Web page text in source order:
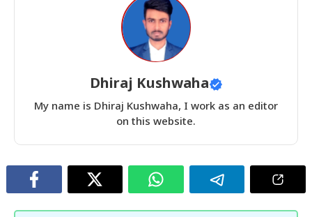
Dhiraj Kushwaha
My name is Dhiraj Kushwaha, I work as an editor
on this website.